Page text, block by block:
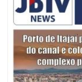
ITAJAÍ